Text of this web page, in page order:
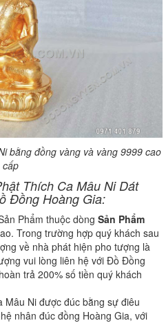
bằng đồng vàng và vàng 9999 cao
cấp
Thích Ca Mâu Ni Dát
Đồng Hoàng Gia:
Phẩm thuộc dòng Sản Phẩm
Trong trường hợp quý khách sau
về nhà phát hiện pho tượng là
vui lòng liên hệ với Đồ Đồng
trả 200% số tiền quý khách
Mâu Ni được đúc bằng sự điêu
nhân đúc đồng Hoàng Gia, với